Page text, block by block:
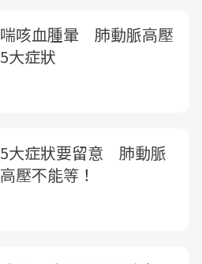
喘咳血腫暈 肺動脈高壓
5大症狀
5大症狀要留意 肺動脈
高壓不能等！